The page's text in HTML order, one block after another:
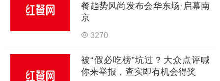
餐趋势风尚发布会华东场·启幕南
京
3270
被“假必吃榜”坑过？大众点评喊
你来举报，查实即有机会得奖